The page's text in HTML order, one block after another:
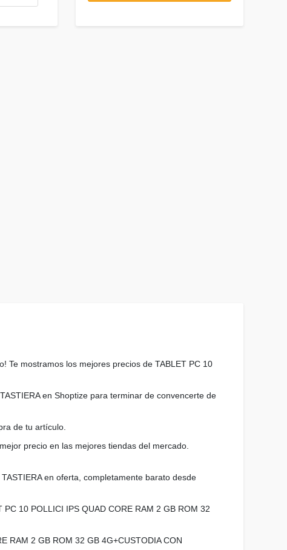
Te mostramos los mejores precios de TABLET PC 10
en Shoptize para terminar de convencerte de
de tu artículo.
precio en las mejores tiendas del mercado.
en oferta, completamente barato desde
10 POLLICI IPS QUAD CORE RAM 2 GB ROM 32
RAM 2 GB ROM 32 GB 4G+CUSTODIA CON